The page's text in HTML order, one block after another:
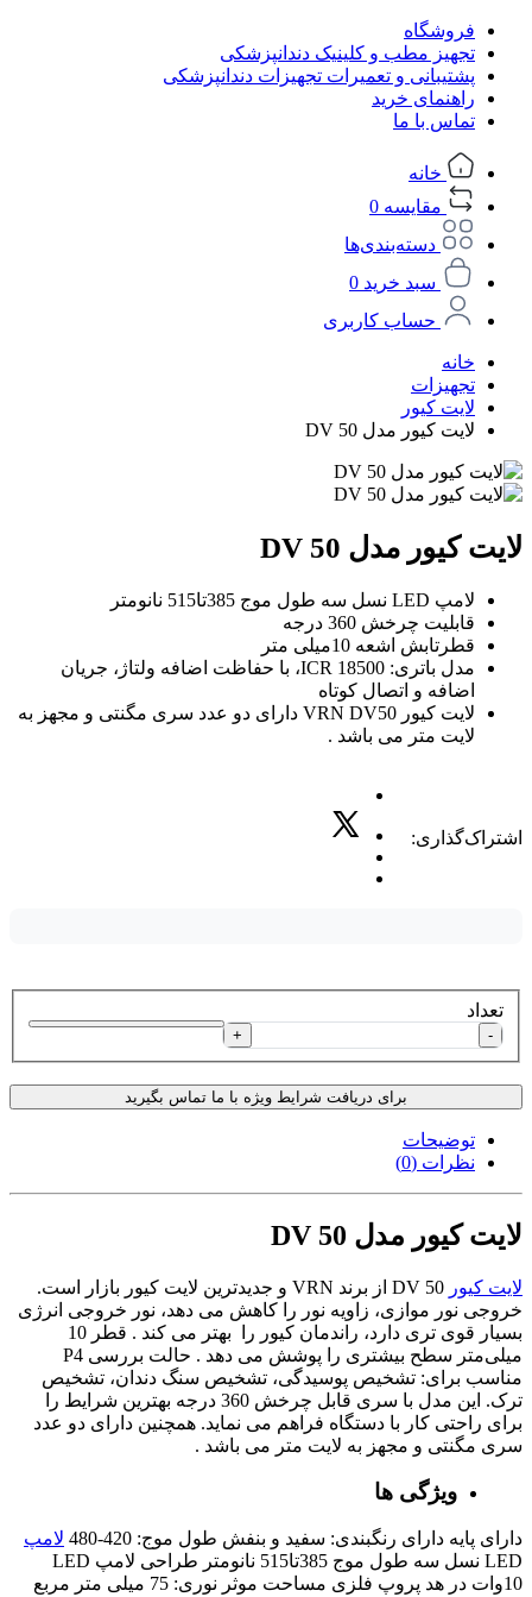
فروشگاه
تجهیز مطب و کلینیک دندانپزشکی
پشتیبانی و تعمیرات تجهیزات دندانپزشکی
راهنمای خرید
تماس با ما
خانه
مقایسه 0
دسته‌بندی‌ها
سبد خرید 0
حساب کاربری
خانه
تجهیزات
لایت کیور
لایت کیور مدل DV 50
لایت کیور مدل DV 50
لامپ LED نسل سه طول موج 385تا515 نانومتر
قابلیت چرخش 360 درجه
قطرتابش اشعه 10میلی متر
مدل باتری: ICR 18500، با حفاظت اضافه ولتاژ، جریان
اضافه و اتصال کوتاه
لایت کیور VRN DV50 دارای دو عدد سری مگنتی و مجهز به
لایت متر می باشد .
اشتراک‌گذاری:
تعداد
-
+
برای دریافت شرایط ویژه با ما تماس بگیرید
توضیحات
نظرات (0)
لایت کیور مدل DV 50
لایت کیور
.
خروجی نور موازی، زاویه نور را کاهش می دهد، نور خروجی انرژی
بسیار قوی تری دارد، راندمان کیور را بهتر می کند .
قطر 10
میلی‌متر سطح بیشتری را پوشش می دهد .
حالت بررسی P4
مناسب برای: تشخیص پوسیدگی، تشخیص سنگ دندان، تشخیص
ترک.
این مدل با سری قابل چرخش 360 درجه بهترین شرایط را
برای راحتی کار با دستگاه فراهم می نماید. همچنین دارای دو عدد
سری مگنتی و مجهز به لایت متر می باشد .
ویژگی ها
دارای پایه دارای رنگبندی: سفید و بنفش طول موج: 420-480
لامپ
LED نسل سه طول موج 385تا515 نانومتر طراحی لامپ LED
10وات در هد پروپ فلزی
مساحت موثر نوری: 75 میلی متر مربع